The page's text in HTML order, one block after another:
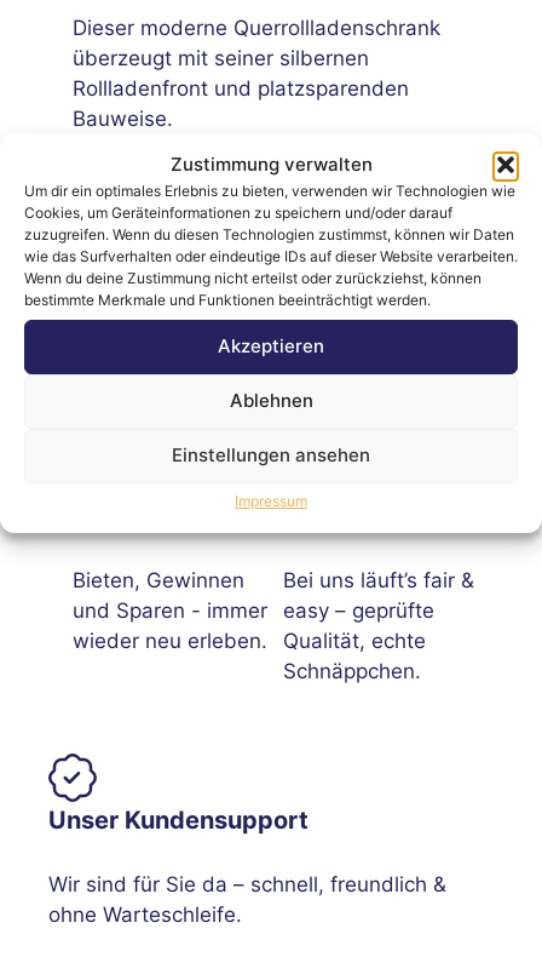
Zustimmung verwalten
Um dir ein optimales Erlebnis zu bieten, verwenden wir Technologien wie
Cookies, um Geräteinformationen zu speichern und/oder darauf
zuzugreifen. Wenn du diesen Technologien zustimmst, können wir Daten
wie das Surfverhalten oder eindeutige IDs auf dieser Website verarbeiten.
Wenn du deine Zustimmung nicht erteilst oder zurückziehst, können
bestimmte Merkmale und Funktionen beeinträchtigt werden.
Akzeptieren
Ablehnen
Einstellungen ansehen
Impressum
Dieser moderne Querrollladenschrank
überzeugt mit seiner silbernen
Rollladenfront und platzsparenden
Bauweise.
ermöglicht einen schnellen und
bequemen Zugriff auf den Innenraum –
ideal für Büro, Empfangsbereich oder
Homeoffice.
Bieten, Gewinnen
und Sparen - immer
wieder neu erleben.
Bei uns läuft’s fair &
easy – geprüfte
Qualität, echte
Schnäppchen.
Unser Kundensupport
Wir sind für Sie da – schnell, freundlich &
ohne Warteschleife.